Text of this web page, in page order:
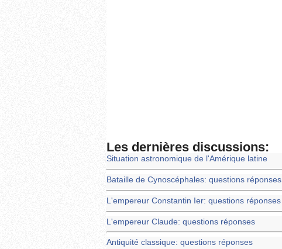
Les dernières discussions:
Situation astronomique de l'Amérique latine
Bataille de Cynoscéphales: questions réponses
L'empereur Constantin Ier: questions réponses
L'empereur Claude: questions réponses
Antiquité classique: questions réponses